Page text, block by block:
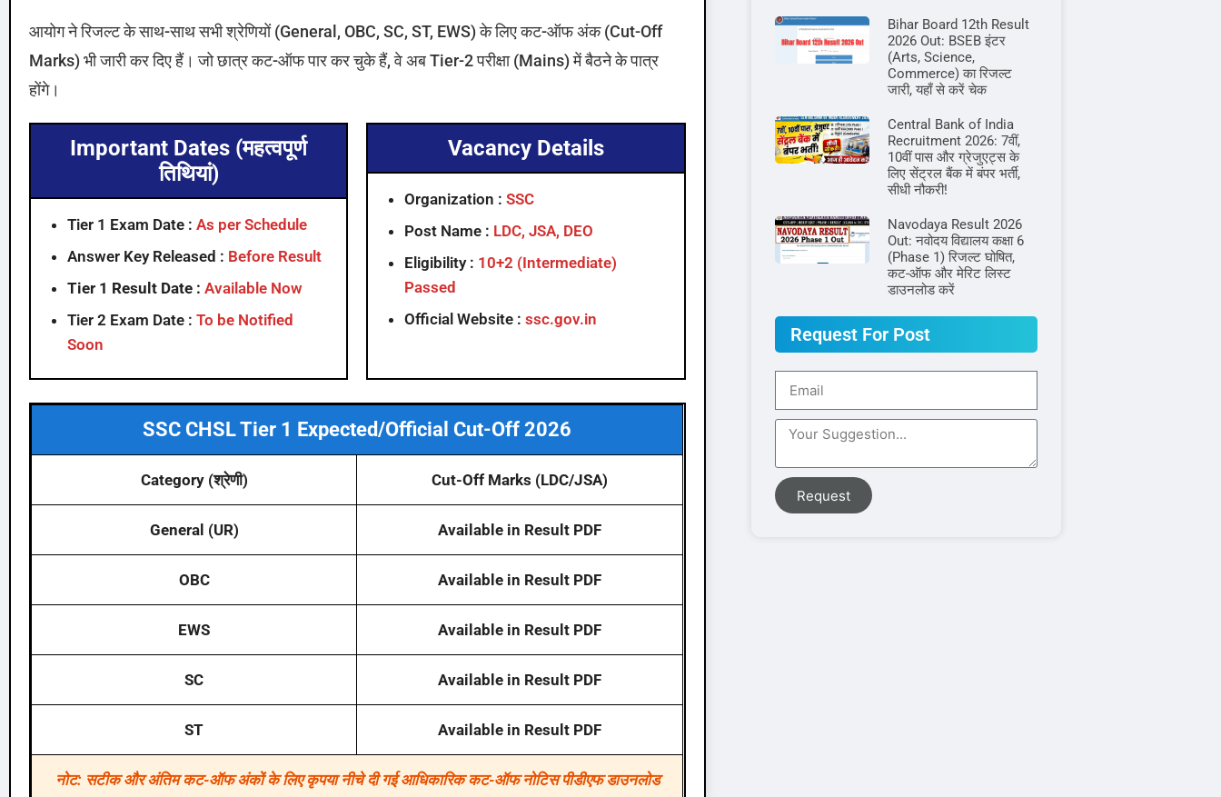
आयोग ने रिजल्ट के साथ-साथ सभी श्रेणियों (General, OBC, SC, ST, EWS) के लिए कट-ऑफ अंक (Cut-Off
Marks) भी जारी कर दिए हैं। जो छात्र कट-ऑफ पार कर चुके हैं, वे अब Tier-2 परीक्षा (Mains) में बैठने के पात्र
होंगे।
Important Dates (महत्वपूर्ण
तिथियां)
Tier 1 Exam Date : As per Schedule
Answer Key Released : Before Result
Tier 1 Result Date : Available Now
Tier 2 Exam Date : To be Notified
Soon
Vacancy Details
Organization :SSC
Post Name : LDC, JSA, DEO
Eligibility : 10+2 (Intermediate)
Passed
Official Website :ssc.gov.in
SSC CHSL Tier 1 Expected/Official Cut-Off 2026
Category (श्रेणी) Cut-Off Marks (LDC/JSA)
General (UR) Available in Result PDF
OBC Available in Result PDF
EWS Available in Result PDF
SC Available in Result PDF
ST Available in Result PDF
नोट: सटीक और अंतिम कट-ऑफ अंकों के लिए कृपया नीचे दी गई आधिकारिक कट-ऑफ नोटिस पीडीएफ डाउनलोड
Bihar Board 12th Result
2026 Out: BSEB इंटर
(Arts, Science,
Commerce) का रिजल्ट
जारी, यहाँ से करें चेक
Central Bank of India
Recruitment 2026: 7वीं,
10वीं पास और ग्रेजुएट्स के
लिए सेंट्रल बैंक में बंपर भर्ती,
सीधी नौकरी!
Navodaya Result 2026
Out: नवोदय विद्यालय कक्षा 6
(Phase 1) रिजल्ट घोषित,
कट-ऑफ और मेरिट लिस्ट
डाउनलोड करें
Request For Post
Request